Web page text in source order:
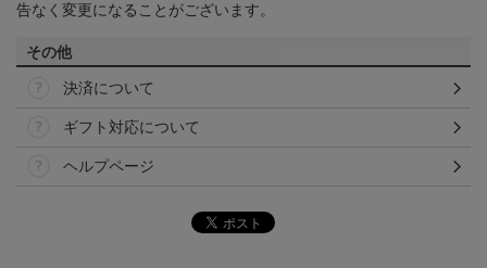
告なく変更になることがございます。
その他
決済について
ギフト対応について
ヘルプページ